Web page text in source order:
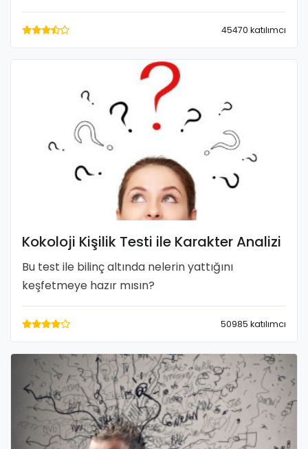
45470 katılımcı
Kokoloji Kişilik Testi ile Karakter Analizi
Bu test ile bilinç altında nelerin yattığını
keşfetmeye hazır mısın?
50985 katılımcı